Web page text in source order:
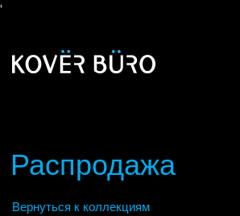
'
Распродажа
Вернуться к коллекциям